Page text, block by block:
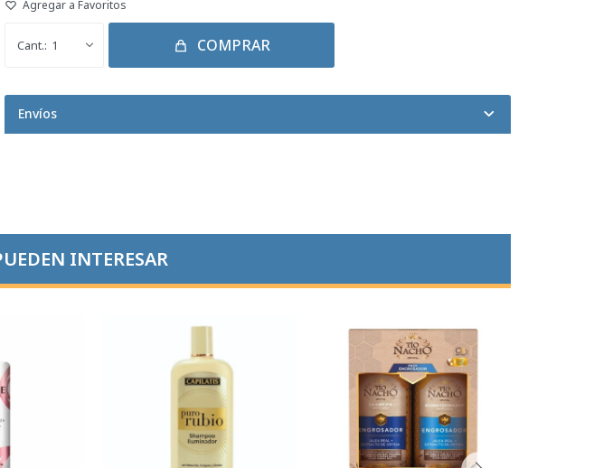
1 COMPRAR
Envíos
INTERESAR